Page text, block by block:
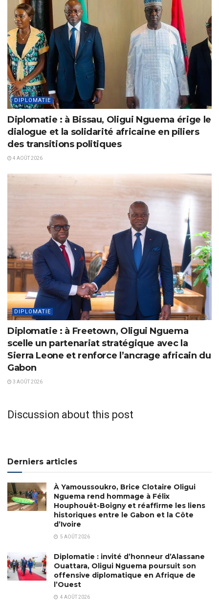
DIPLOMATIE
Diplomatie : à Bissau, Oligui Nguema érige le
dialogue et la solidarité africaine en piliers
des transitions politiques
4 AOÛT 2026
DIPLOMATIE
Diplomatie : à Freetown, Oligui Nguema
scelle un partenariat stratégique avec la
Sierra Leone et renforce l’ancrage africain du
Gabon
3 AOÛT 2026
Discussion about this post
Derniers articles
À Yamoussoukro, Brice Clotaire Oligui
Nguema rend hommage à Félix
Houphouët-Boigny et réaffirme les liens
historiques entre le Gabon et la Côte
d’Ivoire
5 AOÛT 2026
Diplomatie : invité d’honneur d’Alassane
Ouattara, Oligui Nguema poursuit son
offensive diplomatique en Afrique de
l’Ouest
4 AOÛT 2026